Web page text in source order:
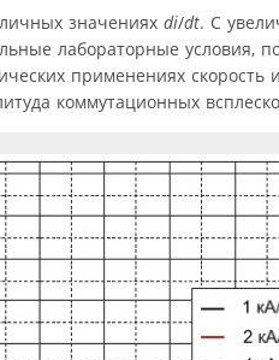
значениях di/dt. С
лабораторные условия,
применениях скорость
коммутационных